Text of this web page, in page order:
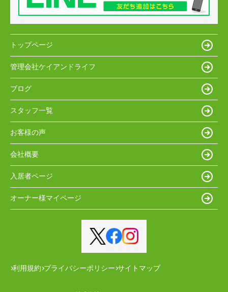
トップページ
管理会社ケイアンドライフ
ブログ
スタッフ一覧
お客様の声
会社概要
入居者ページ
オーナー様マイページ
利用規約 プライバシーポリシー サイトマップ